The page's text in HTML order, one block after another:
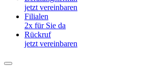
jetzt vereinbaren
Filialen
2x für Sie da
Rückruf
jetzt vereinbaren